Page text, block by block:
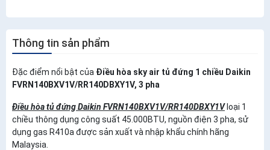
Thông tin sản phẩm
Đặc điểm nổi bật của Điều hòa sky air tủ đứng 1 chiều Daikin
FVRN140BXV1V/RR140DBXY1V, 3 pha
Điều hòa tủ đứng Daikin FVRN140BXV1V/RR140DBXY1Vloại 1
chiều thông dụng công suất 45.000BTU, nguồn điện 3 pha, sử
dụng gas R410a được sản xuất và nhập khẩu chính hãng
Malaysia.